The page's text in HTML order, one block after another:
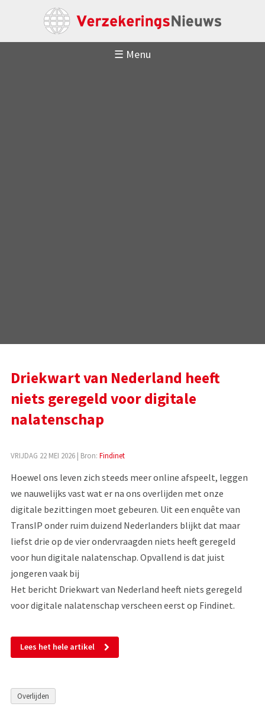
☰ Menu
Driekwart van Nederland heeft
niets geregeld voor digitale
nalatenschap
VRIJDAG 22 MEI 2026| Bron: Findinet
Hoewel ons leven zich steeds meer online afspeelt, leggen
we nauwelijks vast wat er na ons overlijden met onze
digitale bezittingen moet gebeuren. Uit een enquête van
TransIP onder ruim duizend Nederlanders blijkt dat maar
liefst drie op de vier ondervraagden niets heeft geregeld
voor hun digitale nalatenschap. Opvallend is dat juist
jongeren vaak bij
Het bericht Driekwart van Nederland heeft niets geregeld
voor digitale nalatenschap verscheen eerst op Findinet.
Lees het hele artikel
Overlijden